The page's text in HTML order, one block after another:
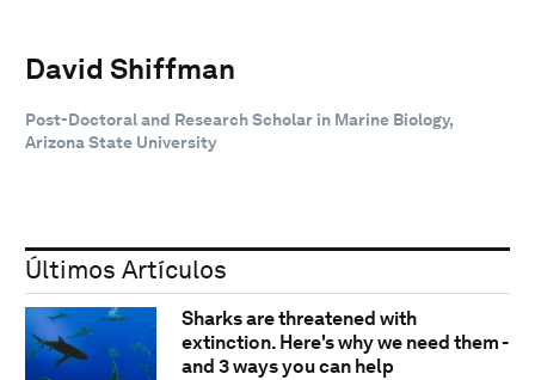
David Shiffman
Post-Doctoral and Research Scholar in Marine Biology,
Arizona State University
Últimos Artículos
Sharks are threatened with
extinction. Here's why we need them -
and 3 ways you can help